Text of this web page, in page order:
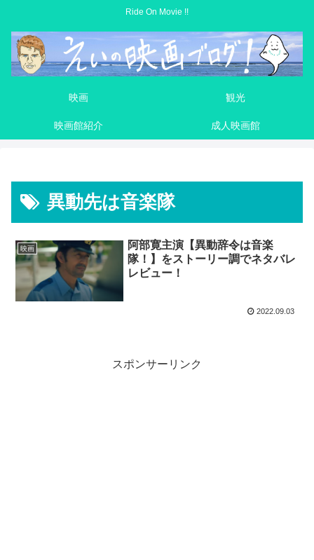
Ride On Movie !!
映画 観光
映画館紹介 成人映画館
異動先は音楽隊
映画
阿部寛主演【異動辞令は音楽
隊！】をストーリー調でネタバレ
レビュー！
2022.09.03
スポンサーリンク